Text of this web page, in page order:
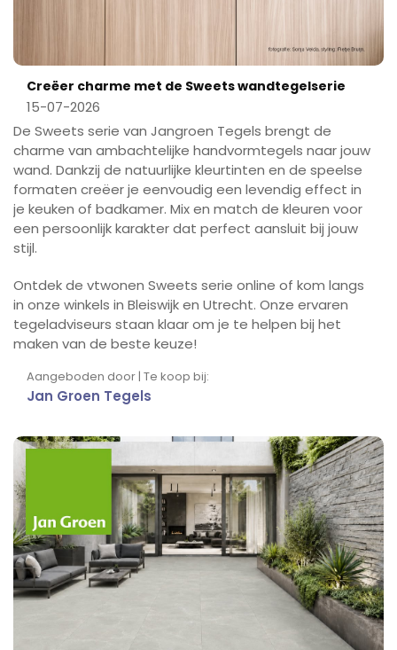
Creëer charme met de Sweets wandtegelserie
15-07-2026
De Sweets serie van Jangroen Tegels brengt de
charme van ambachtelijke handvormtegels naar jouw
wand. Dankzij de natuurlijke kleurtinten en de speelse
formaten creëer je eenvoudig een levendig effect in
je keuken of badkamer. Mix en match de kleuren voor
een persoonlijk karakter dat perfect aansluit bij jouw
stijl.
Ontdek de vtwonen Sweets serie online of kom langs
in onze winkels in Bleiswijk en Utrecht. Onze ervaren
tegeladviseurs staan klaar om je te helpen bij het
maken van de beste keuze!
Aangeboden door | Te koop bij:
Jan Groen Tegels